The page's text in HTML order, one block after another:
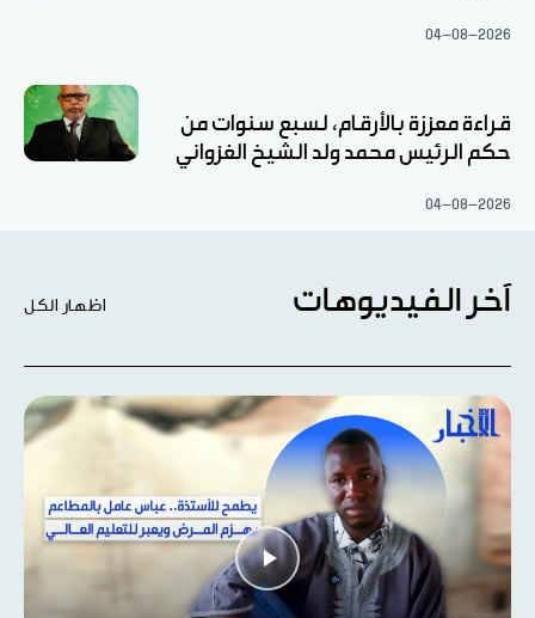
04-08-2026
قراءة معززة بالأرقام، لسبع سنوات من
حكم الرئيس محمد ولد الشيخ الغزواني
04-08-2026
آخر الفيديوهات اظهار الكل